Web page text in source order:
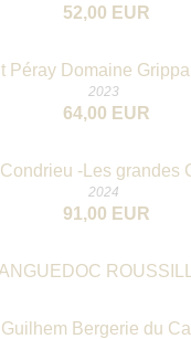
52,00 EUR
Péray Domaine
2023
64,00 EUR
-Les grandes
2024
91,00 EUR
Guilhem Bergerie du